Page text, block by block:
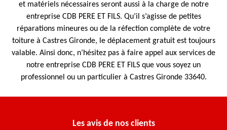
et matériels nécessaires seront aussi à la charge de notre
entreprise CDB PERE ET FILS. Qu’il s’agisse de petites
réparations mineures ou de la réfection complète de votre
toiture à Castres Gironde, le déplacement gratuit est toujours
valable. Ainsi donc, n’hésitez pas à faire appel aux services de
notre entreprise CDB PERE ET FILS que vous soyez un
professionnel ou un particulier à Castres Gironde 33640.
Les avis de nos clients